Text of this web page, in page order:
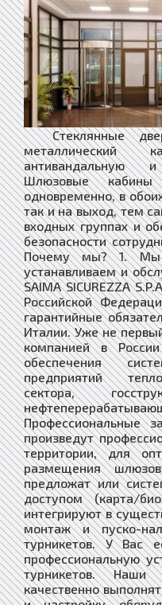
Стеклянные
металлический
антивандальную
Шлюзовые кабины
одновременно, в
так и на выход, тем
входных группах и
безопасности
Почему мы? 1. Мы
устанавливаем и
SAIMA SICUREZZA
Российской
гарантийные
Италии. Уже не
компанией в
обеспечения
предприятий
сектора,
Профессиональные
произведут
территории, для
размещения
предложат или
доступом (карта/
интегрируют в
монтаж и пуско-
турникетов. У Вас
профессиональную
турникетов.
качественно